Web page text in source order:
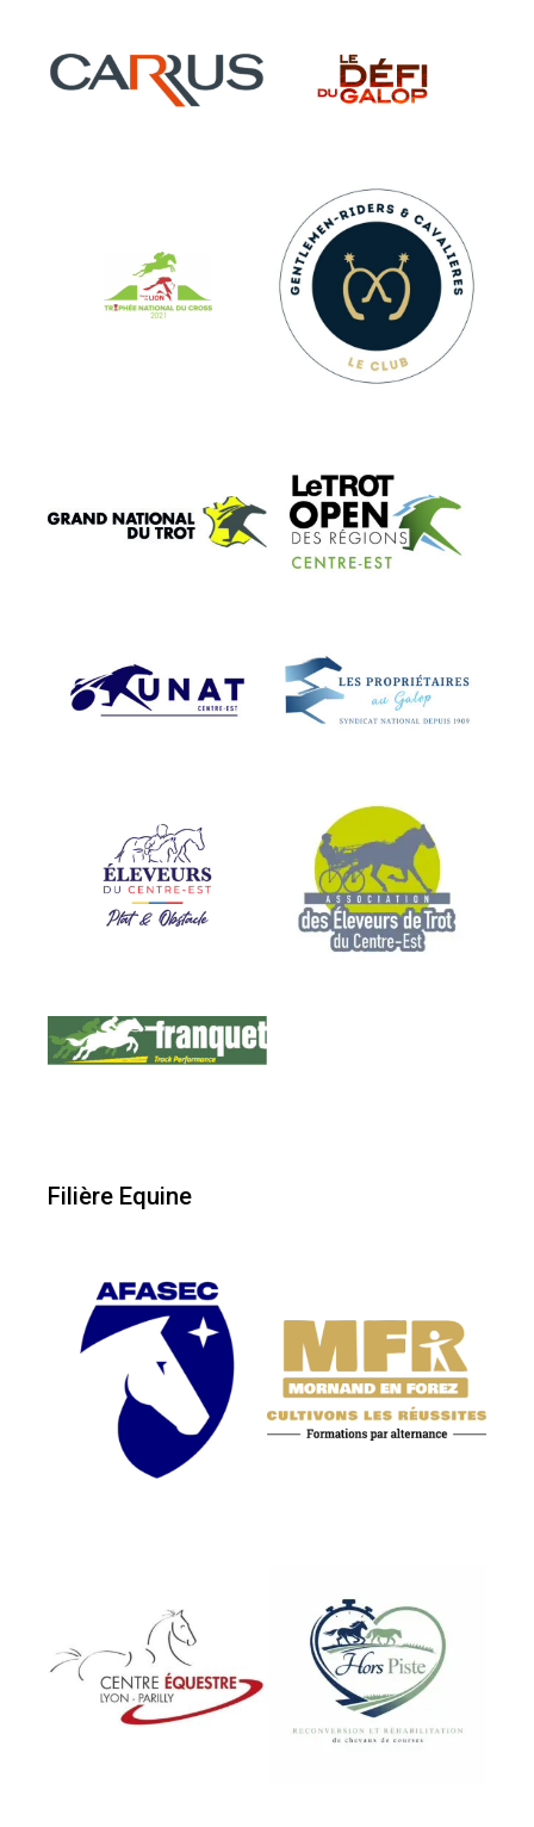
Filière Equine